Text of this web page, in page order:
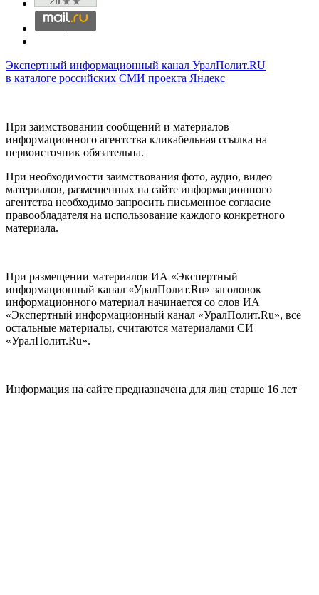
Экспертный информационный канал УралПолит.RU
в каталоге российских СМИ проекта Яндекс
При заимствовании сообщений и материалов
информационного агентства кликабельная ссылка на
первоисточник обязательна.
При необходимости заимствования фото, аудио, видео
материалов, размещенных на сайте информационного
агентства необходимо запросить письменное согласие
правообладателя на использование каждого конкретного
материала.
При размещении материалов ИА «Экспертный
информационный канал «УралПолит.Ru» заголовок
информационного материал начинается со слов ИА
«Экспертный информационный канал «УралПолит.Ru», все
остальные материалы, считаются материалами СИ
«УралПолит.Ru».
Информация на сайте предназначена для лиц старше 16 лет